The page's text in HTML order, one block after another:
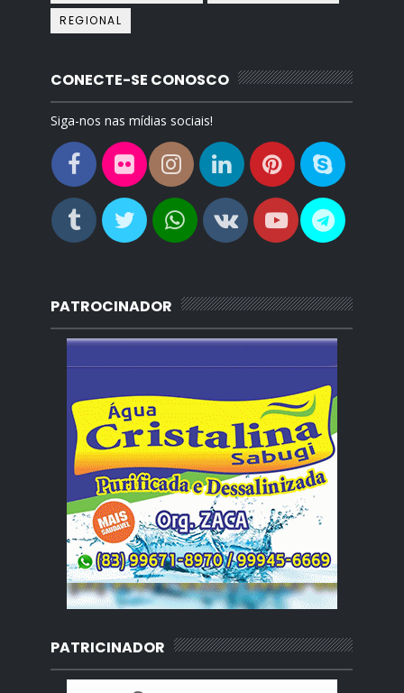
REGIONAL
CONECTE-SE CONOSCO
Siga-nos nas mídias sociais!
PATROCINADOR
PATRICINADOR